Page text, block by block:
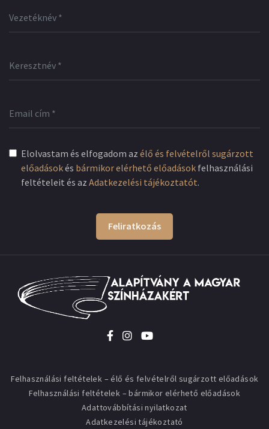
Elolvastam és elfogadom az élő és felvételről sugárzott
előadásokés bármikor elérhető előadások felhasználási
feltételeit és az Adatkezelési tájékoztatót.
Feliratkozás
Felhasználási feltételek – élő és felvételről sugárzott előadások
Felhasználási feltételek – bármikor elérhető előadások
Adattovábbítási nyilatkozat
Adatkezelési tájékoztató